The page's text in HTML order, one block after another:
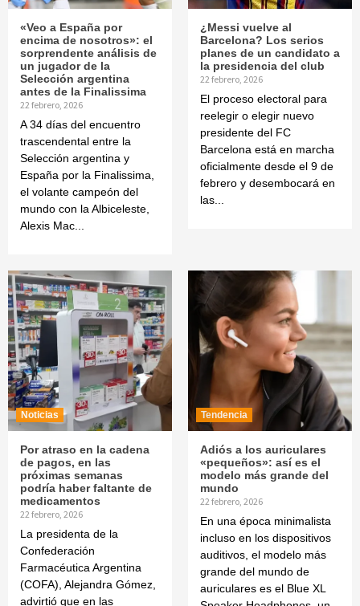
«Veo a España por
encima de nosotros»: el
sorprendente análisis de
un jugador de la
Selección argentina
antes de la Finalissima
22 febrero, 2026
A 34 días del encuentro
trascendental entre la
Selección argentina y
España por la Finalissima,
el volante campeón del
mundo con la Albiceleste,
Alexis Mac...
¿Messi vuelve al
Barcelona? Los serios
planes de un candidato a
la presidencia del club
22 febrero, 2026
El proceso electoral para
reelegir o elegir nuevo
presidente del FC
Barcelona está en marcha
oficialmente desde el 9 de
febrero y desembocará en
las...
Noticias
Por atraso en la cadena
de pagos, en las
próximas semanas
podría haber faltante de
medicamentos
22 febrero, 2026
La presidenta de la
Confederación
Farmacéutica Argentina
(COFA), Alejandra Gómez,
advirtió que en las
Tendencia
Adiós a los auriculares
«pequeños»: así es el
modelo más grande del
mundo
22 febrero, 2026
En una época minimalista
incluso en los dispositivos
auditivos, el modelo más
grande del mundo de
auriculares es el Blue XL